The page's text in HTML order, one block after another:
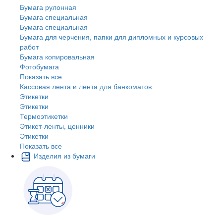
Бумага рулонная
Бумага специальная
Бумага специальная
Бумага для черчения, папки для дипломных и курсовых
работ
Бумага копировальная
Фотобумага
Показать все
Кассовая лента и лента для банкоматов
Этикетки
Этикетки
Термоэтикетки
Этикет-ленты, ценники
Этикетки
Показать все
Изделия из бумаги